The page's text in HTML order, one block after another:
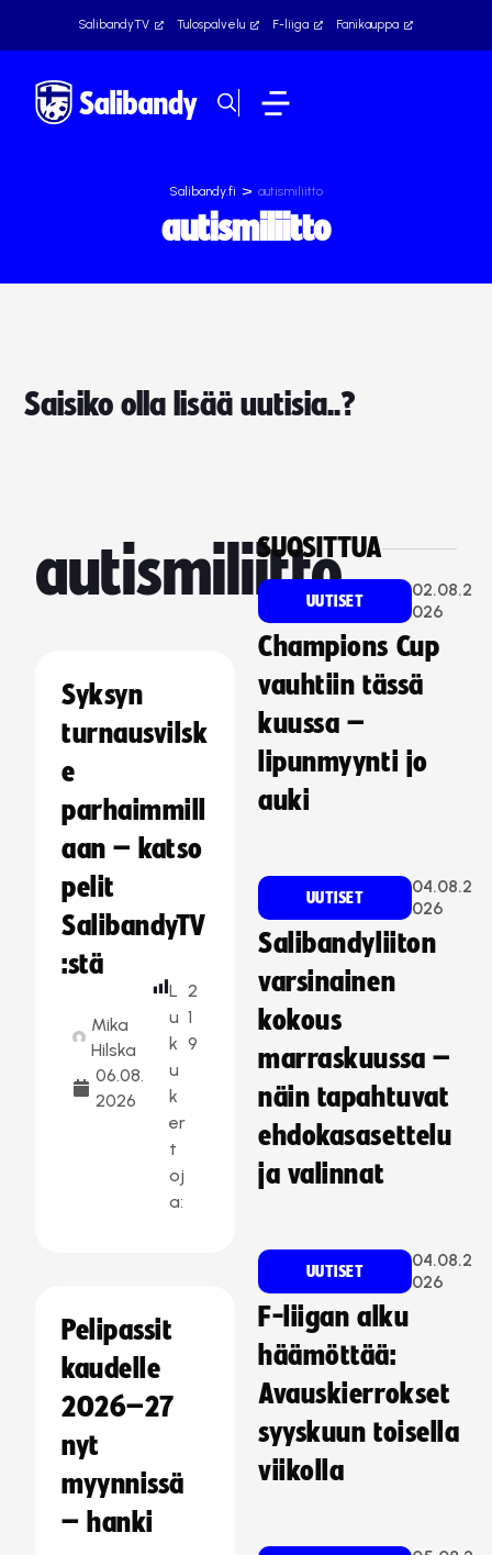
SalibandyTV Tulospalvelu F-liiga Fanikauppa
Salibandy.fi > autismiliitto
autismiliitto
Saisiko olla lisää uutisia..?
autismiliitto
Syksyn
turnausvilsk
e
parhaimmill
aan – katso
pelit
SalibandyTV
:stä
Mika
Hilska
06.08.
2026
L
u
k
u
k
er
t
oj
a:
2
1
9
Pelipassit
kaudelle
2026–27
nyt
myynnissä
– hanki
SUOSITTUA
UUTISET
02.08.2
026
Champions Cup
vauhtiin tässä
kuussa –
lipunmyynti jo
auki
UUTISET
04.08.2
026
Salibandyliiton
varsinainen
kokous
marraskuussa –
näin tapahtuvat
ehdokasasettelu
ja valinnat
UUTISET
04.08.2
026
F-liigan alku
häämöttää:
Avauskierrokset
syyskuun toisella
viikolla